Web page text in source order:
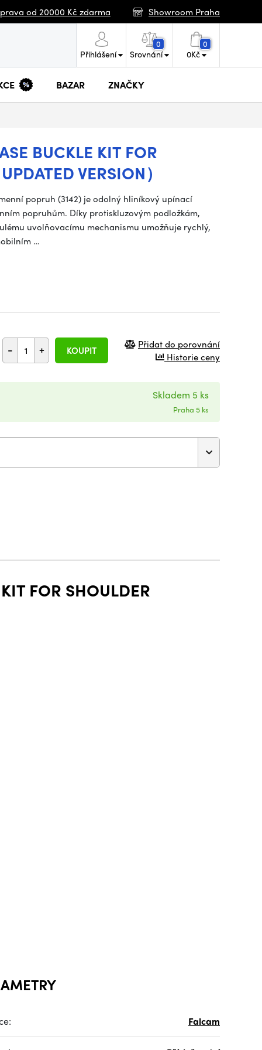
od 20000 Kč zdarma Showroom Praha
Přihlášení
0
Srovnání
0
0Kč
BAZAR ZNAČKY
BUCKLE KIT FOR
VERSION）
popruh (3142) je odolný hliníkový upínací
popruhům. Díky protiskluzovým podložkám,
uvolňovacímu mechanismu umožňuje rychlý,
…
- + KOUPIT
Přidat do porovnání
Historie ceny
Skladem 5 ks
Praha 5 ks
FOR SHOULDER
Falcam